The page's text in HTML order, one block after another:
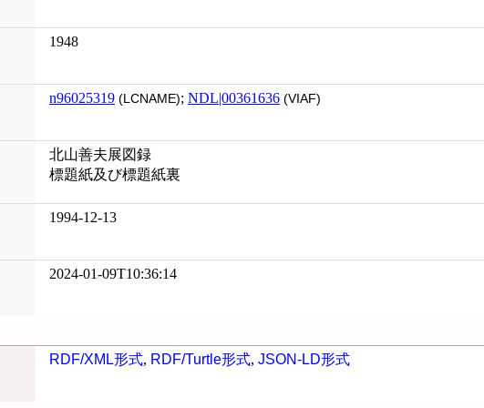
1948
n96025319 (LCNAME); NDL|00361636 (VIAF)
北山善夫展図録
標題紙及び標題紙裏
1994-12-13
2024-01-09T10:36:14
RDF/XML形式, RDF/Turtle形式, JSON-LD形式